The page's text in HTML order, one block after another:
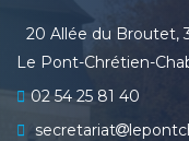
20 Allée du Broutet,
Le Pont-Chrétien-
02 54 25 81 40
secretariat